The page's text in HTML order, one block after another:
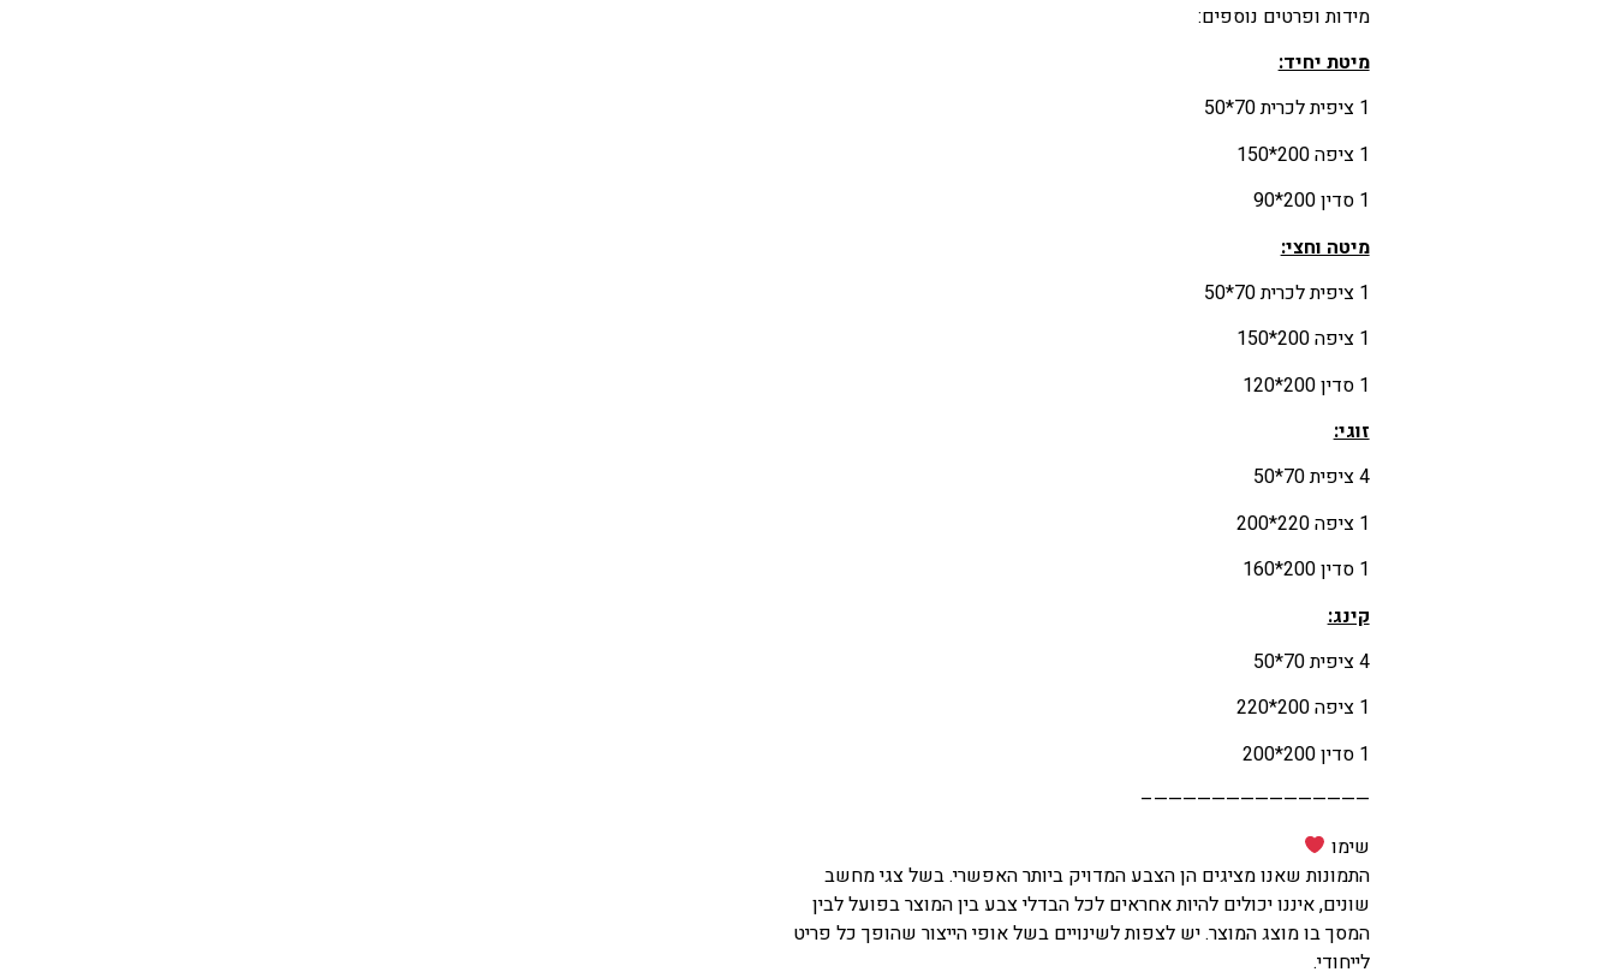
מידות ופרטים נוספים:
מיטת יחיד:
1 ציפית לכרית 70*50
1 ציפה 200*150
1 סדין 200*90
מיטה וחצי:
1 ציפית לכרית 70*50
1 ציפה 200*150
1 סדין 200*120
זוגי:
4 ציפית 70*50
1 ציפה 220*200
1 סדין 200*160
קינג:
4 ציפית 70*50
1 ציפה 200*220
1 סדין 200*200
———————————————–
שימו
התמונות שאנו מציגים הן הצבע המדויק ביותר האפשרי. בשל צגי מחשב
שונים, איננו יכולים להיות אחראים לכל הבדלי צבע בין המוצר בפועל לבין
המסך בו מוצג המוצר. יש לצפות לשינויים בשל אופי הייצור שהופך כל פריט
לייחודי.